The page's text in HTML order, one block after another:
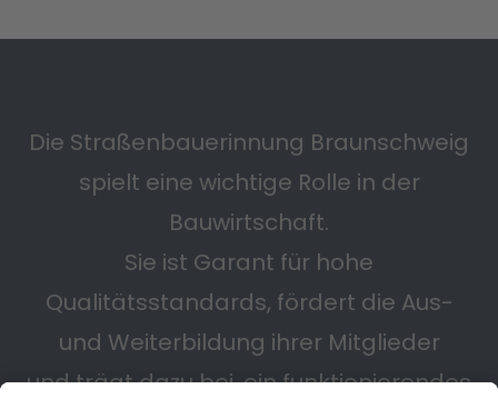
Die Straßenbauerinnung Braunschweig
spielt eine wichtige Rolle in der
Bauwirtschaft.
Sie ist Garant für hohe
Qualitätsstandards, fördert die Aus-
und Weiterbildung ihrer Mitglieder
und trägt dazu bei, ein funktionierendes